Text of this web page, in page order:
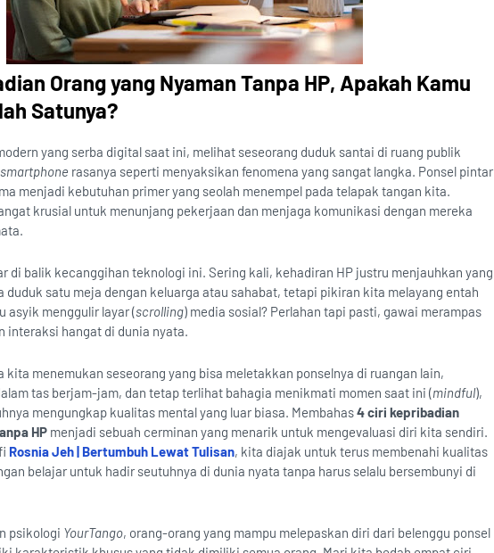
Orang yang Nyaman Tanpa HP, Apakah Kamu
Satunya?
yang serba digital saat ini, melihat seseorang duduk santai di ruang publik
smartphone rasanya seperti menyaksikan fenomena yang sangat langka. Ponsel pintar
menjadi kebutuhan primer yang seolah menempel pada telapak tangan kita.
krusial untuk menunjang pekerjaan dan menjaga komunikasi dengan mereka
di balik kecanggihan teknologi ini. Sering kali, kehadiran HP justru menjauhkan yang
duduk satu meja dengan keluarga atau sahabat, tetapi pikiran kita melayang entah
asyik menggulir layar (scrolling) media sosial? Perlahan tapi pasti, gawai merampas
interaksi hangat di dunia nyata.
kita menemukan seseorang yang bisa meletakkan ponselnya di ruangan lain,
tas berjam-jam, dan tetap terlihat bahagia menikmati momen saat ini (mindful),
mengungkap kualitas mental yang luar biasa. Membahas4 ciri kepribadian
HP menjadi sebuah cerminan yang menarik untuk mengevaluasi diri kita sendiri.
Rosnia Jeh | Bertumbuh Lewat Tulisan, kita diajak untuk terus membenahi kualitas
belajar untuk hadir seutuhnya di dunia nyata tanpa harus selalu bersembunyi di
psikologi YourTango, orang-orang yang mampu melepaskan diri dari belenggu ponsel